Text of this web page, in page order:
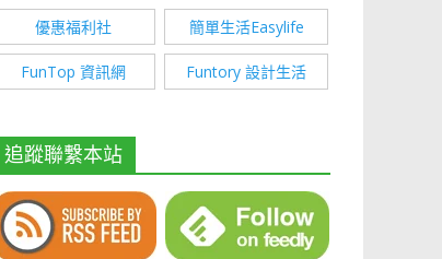
優惠福利社 簡單生活Easylife
FunTop 資訊網 Funtory 設計生活
追蹤聯繫本站